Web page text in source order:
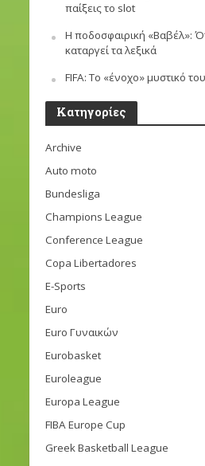
παίξεις το slot
Η ποδοσφαιρική «Βαβέλ»:
καταργεί τα λεξικά
FIFA: Το «ένοχο» μυστικό
Kατηγορίες
Archive
Auto moto
Bundesliga
Champions League
Conference League
Copa Libertadores
E-Sports
Euro
Euro Γυναικών
Eurobasket
Euroleague
Europa League
FIBA Europe Cup
Greek Basketball League